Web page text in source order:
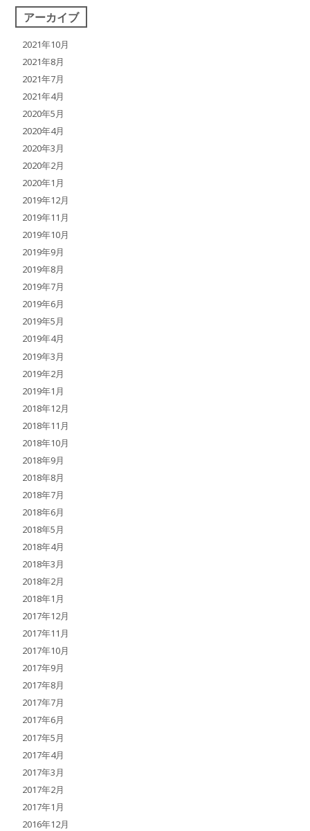
アーカイブ
2021年10月
2021年8月
2021年7月
2021年4月
2020年5月
2020年4月
2020年3月
2020年2月
2020年1月
2019年12月
2019年11月
2019年10月
2019年9月
2019年8月
2019年7月
2019年6月
2019年5月
2019年4月
2019年3月
2019年2月
2019年1月
2018年12月
2018年11月
2018年10月
2018年9月
2018年8月
2018年7月
2018年6月
2018年5月
2018年4月
2018年3月
2018年2月
2018年1月
2017年12月
2017年11月
2017年10月
2017年9月
2017年8月
2017年7月
2017年6月
2017年5月
2017年4月
2017年3月
2017年2月
2017年1月
2016年12月